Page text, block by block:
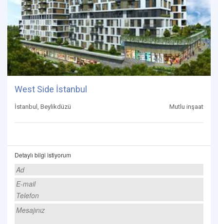
West Side İstanbul
İstanbul, Beylikdüzü Mutlu inşaat
Detaylı bilgi istiyorum